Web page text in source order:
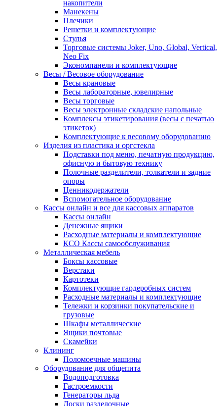
накопители
Манекены
Плечики
Решетки и комплектующие
Стулья
Торговые системы Joker, Uno, Global, Vertical,
Neo Fix
Экономпанели и комплектующие
Весы / Весовое оборудование
Весы крановые
Весы лабораторные, ювелирные
Весы торговые
Весы электронные складские напольные
Комплексы этикетирования (весы с печатью
этикеток)
Комплектующие к весовому оборудованию
Изделия из пластика и оргстекла
Подставки под меню, печатную продукцию,
офисную и бытовую технику
Полочные разделители, толкатели и задние
опоры
Ценникодержатели
Вспомогательное оборудование
Кассы онлайн и все для кассовых аппаратов
Кассы онлайн
Денежные ящики
Расходные материалы и комплектующие
КСО Кассы самообслуживания
Металлическая мебель
Боксы кассовые
Верстаки
Картотеки
Комплектующие гардеробных систем
Расходные материалы и комплектующие
Тележки и корзинки покупательские и
грузовые
Шкафы металлические
Ящики почтовые
Скамейки
Клининг
Поломоечные машины
Оборудование для общепита
Водоподготовка
Гастроемкости
Генераторы льда
Доски разделочные